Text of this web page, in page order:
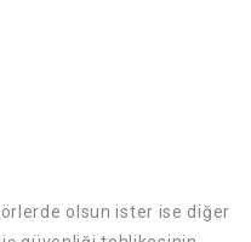
olsun ister ise diğer